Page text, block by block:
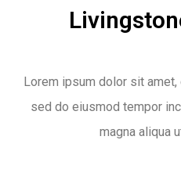
Lorem ipsum dolor sit
sed do eiusmod tempor
magna aliqua